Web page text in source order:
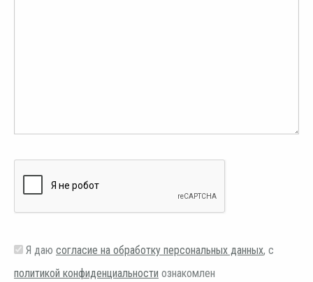
Я даю согласие на обработку персональных данных, с
политикой конфиденциальности ознакомлен